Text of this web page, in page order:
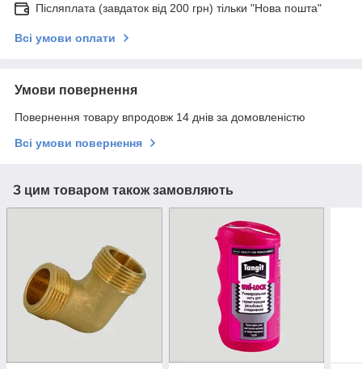
Післяплата (завдаток від 200 грн) тільки "Нова пошта"
Всі умови оплати
Умови повернення
Повернення товару впродовж 14 днів за домовленістю
Всі умови повернення
З цим товаром також замовляють